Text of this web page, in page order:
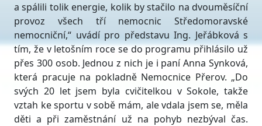
a spálili tolik energie, kolik by stačilo na dvouměsíční
provoz všech tří nemocnic Středomoravské
nemocniční,“ uvádí pro představu Ing. Jeřábková s
tím, že v letošním roce se do programu přihlásilo už
přes 300 osob. Jednou z nich je i paní Anna Synková,
která pracuje na pokladně Nemocnice Přerov. „Do
svých 20 let jsem byla cvičitelkou v Sokole, takže
vztah ke sportu v sobě mám, ale vdala jsem se, měla
děti a při zaměstnání už na pohyb nezbýval čas.